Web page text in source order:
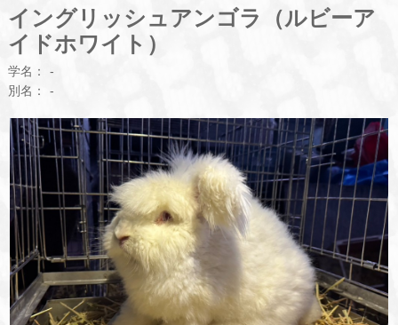
イングリッシュアンゴラ（ルビーア
イドホワイト）
学名：
-
別名：
-